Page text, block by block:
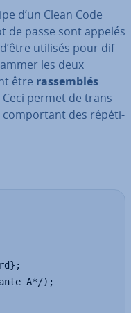
d’un Clean Code
de passe sont appelés
utilisés pour dif­
les deux
être ras­sem­blés
Ceci permet de trans­
com­por­tant des ré­pé­ti­
A*/);